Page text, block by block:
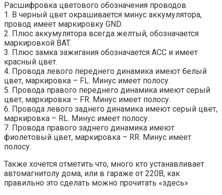
Расшифровка цветового обозначения проводов
1. В черный цвет окрашивается минус аккумулятора,
провод имеет маркировку GND.
2. Плюс аккумулятора всегда желтый, обозначается
маркировкой BAT.
3. Плюс замка зажигания обозначается АCC и имеет
красный цвет.
4. Провода левого переднего динамика имеют белый
цвет, маркировка – FL. Минус имеет полосу.
5. Провода правого переднего динамика имеют серый
цвет, маркировка – FR. Минус имеет полосу.
6. Провода левого заднего динамика имеют серый цвет,
маркировка – RL. Минус имеет полосу.
7. Провода правого заднего динамика имеют
фиолетовый цвет, маркировка – RR. Минус имеет
полосу.
Также хочется отметить что, много кто устанавливает
автомагнитолу дома, или в гараже от 220В, как
правильно это сделать можно прочитать «здесь»